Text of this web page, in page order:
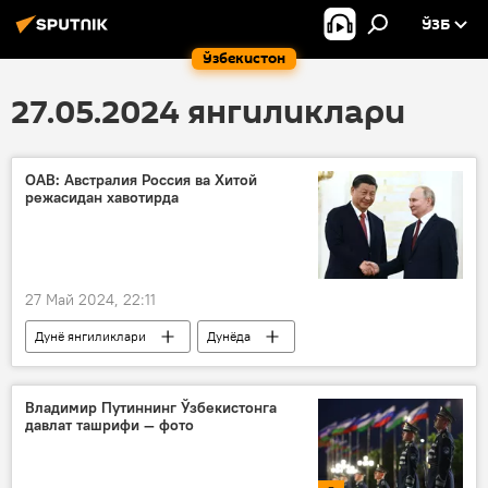
Ўзбекистон
ЎЗБ
27.05.2024 янгиликлари
ОАВ: Австралия Россия ва Хитой
режасидан хавотирда
27 Май 2024, 22:11
Дунё янгиликлари
Дунёда
Россия
Хитой
Шанхай ҳамкорлик ташкилоти (ШҲТ)
БРИКС (BRICS)
Ғарб
Владимир Путиннинг Ўзбекистонга
давлат ташрифи — фото